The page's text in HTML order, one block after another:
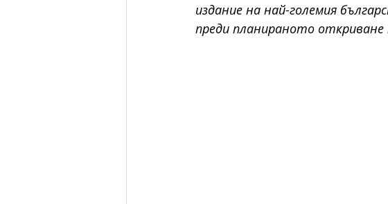
издание на най-големия
преди планираното